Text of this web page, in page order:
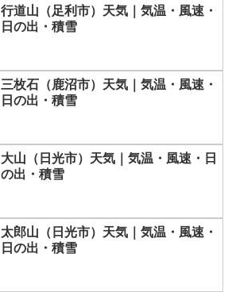
行道山（足利市）天気｜気温・風速・
日の出・積雪
三枚石（鹿沼市）天気｜気温・風速・
日の出・積雪
大山（日光市）天気｜気温・風速・日
の出・積雪
太郎山（日光市）天気｜気温・風速・
日の出・積雪